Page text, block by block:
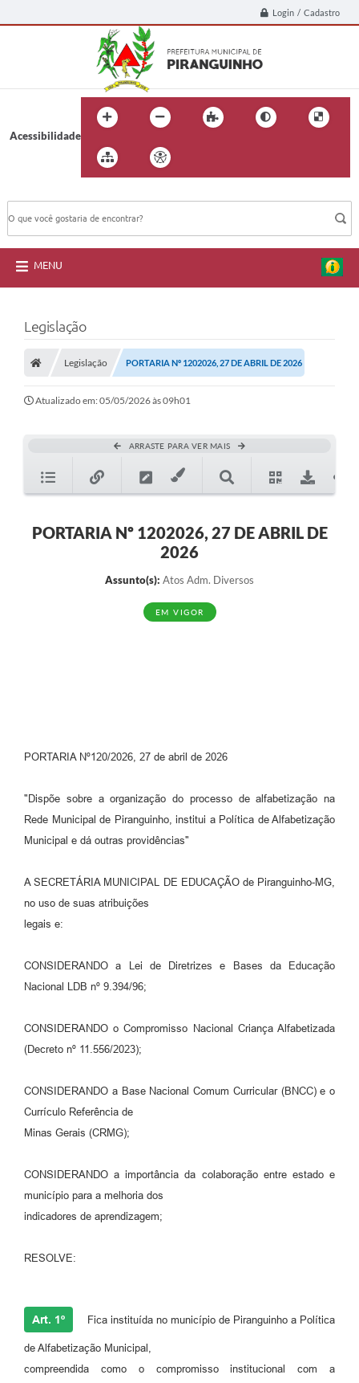
Login / Cadastro
Acessibilidade
MENU
Legislação
Legislação PORTARIA Nº 1202026, 27 DE ABRIL DE 2026
Atualizado em: 05/05/2026 às 09h01
ARRASTE PARA VER MAIS
PORTARIA Nº 1202026, 27 DE ABRIL DE
2026
Assunto(s): Atos Adm. Diversos
EM VIGOR
PORTARIA Nº120/2026, 27 de abril de 2026
"Dispõe sobre a organização do processo de alfabetização na
Rede Municipal de Piranguinho, institui a Política de Alfabetização
Municipal e dá outras providências"
A SECRETÁRIA MUNICIPAL DE EDUCAÇÃO de Piranguinho-MG,
no uso de suas atribuições
legais e:
CONSIDERANDO a Lei de Diretrizes e Bases da Educação
Nacional LDB nº 9.394/96;
CONSIDERANDO o Compromisso Nacional Criança Alfabetizada
(Decreto nº 11.556/2023);
CONSIDERANDO a Base Nacional Comum Curricular (BNCC) e o
Currículo Referência de
Minas Gerais (CRMG);
CONSIDERANDO a importância da colaboração entre estado e
município para a melhoria dos
indicadores de aprendizagem;
RESOLVE:
Art. 1º Fica instituída no município de Piranguinho a Política
de Alfabetização Municipal,
compreendida como o compromisso institucional com a